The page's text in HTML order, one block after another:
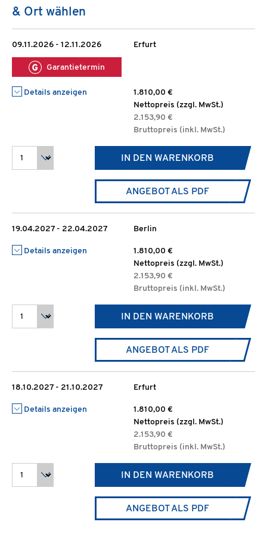
& Ort wählen
09.11.2026 - 12.11.2026
Garantietermin
Erfurt
Details anzeigen
1.810,00 €
Nettopreis (zzgl. MwSt.)
2.153,90 €
Bruttopreis (inkl. MwSt.)
IN DEN WARENKORB
ANGEBOT ALS PDF
19.04.2027 - 22.04.2027 Berlin
Details anzeigen
1.810,00 €
Nettopreis (zzgl. MwSt.)
2.153,90 €
Bruttopreis (inkl. MwSt.)
IN DEN WARENKORB
ANGEBOT ALS PDF
18.10.2027 - 21.10.2027 Erfurt
Details anzeigen
1.810,00 €
Nettopreis (zzgl. MwSt.)
2.153,90 €
Bruttopreis (inkl. MwSt.)
IN DEN WARENKORB
ANGEBOT ALS PDF